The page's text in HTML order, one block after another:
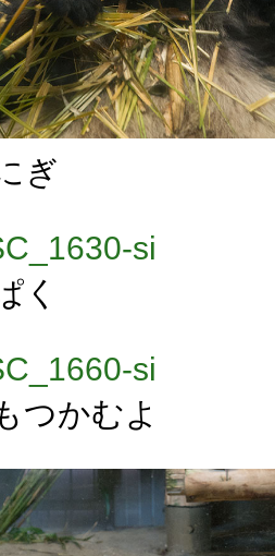
ぎ
く
つかむよ